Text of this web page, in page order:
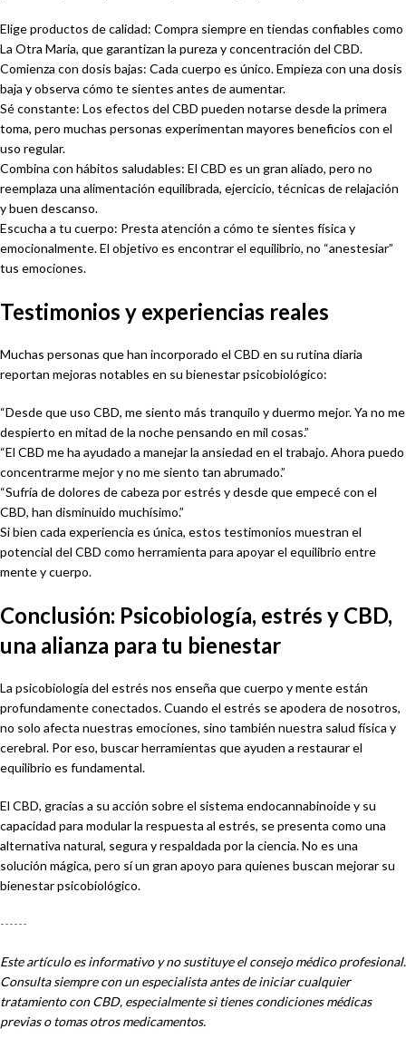
Elige productos de calidad: Compra siempre en tiendas confiables como
La Otra Maria, que garantizan la pureza y concentración del CBD.
Comienza con dosis bajas: Cada cuerpo es único. Empieza con una dosis
baja y observa cómo te sientes antes de aumentar.
Sé constante: Los efectos del CBD pueden notarse desde la primera
toma, pero muchas personas experimentan mayores beneficios con el
uso regular.
Combina con hábitos saludables: El CBD es un gran aliado, pero no
reemplaza una alimentación equilibrada, ejercicio, técnicas de relajación
y buen descanso.
Escucha a tu cuerpo: Presta atención a cómo te sientes física y
emocionalmente. El objetivo es encontrar el equilibrio, no “anestesiar”
tus emociones.
Testimonios y experiencias reales
Muchas personas que han incorporado el CBD en su rutina diaria
reportan mejoras notables en su bienestar psicobiológico:
“Desde que uso CBD, me siento más tranquilo y duermo mejor. Ya no me
despierto en mitad de la noche pensando en mil cosas.”
“El CBD me ha ayudado a manejar la ansiedad en el trabajo. Ahora puedo
concentrarme mejor y no me siento tan abrumado.”
“Sufría de dolores de cabeza por estrés y desde que empecé con el
CBD, han disminuido muchísimo.”
Si bien cada experiencia es única, estos testimonios muestran el
potencial del CBD como herramienta para apoyar el equilibrio entre
mente y cuerpo.
Conclusión: Psicobiología, estrés y CBD,
una alianza para tu bienestar
La psicobiología del estrés nos enseña que cuerpo y mente están
profundamente conectados. Cuando el estrés se apodera de nosotros,
no solo afecta nuestras emociones, sino también nuestra salud física y
cerebral. Por eso, buscar herramientas que ayuden a restaurar el
equilibrio es fundamental.
El CBD, gracias a su acción sobre el sistema endocannabinoide y su
capacidad para modular la respuesta al estrés, se presenta como una
alternativa natural, segura y respaldada por la ciencia. No es una
solución mágica, pero sí un gran apoyo para quienes buscan mejorar su
bienestar psicobiológico.
------
Este artículo es informativo y no sustituye el consejo médico profesional.
Consulta siempre con un especialista antes de iniciar cualquier
tratamiento con CBD, especialmente si tienes condiciones médicas
previas o tomas otros medicamentos.